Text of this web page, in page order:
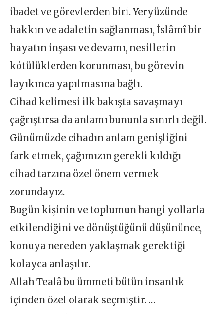
ibadet ve görevlerden biri. Yeryüzünde
hakkın ve adaletin sağlanması, İslâmî bir
hayatın inşası ve devamı, nesillerin
kötülüklerden korunması, bu görevin
layıkınca yapılmasına bağlı.
Cihad kelimesi ilk bakışta savaşmayı
çağrıştırsa da anlamı bununla sınırlı değil.
Günümüzde cihadın anlam genişliğini
fark etmek, çağımızın gerekli kıldığı
cihad tarzına özel önem vermek
zorundayız.
Bugün kişinin ve toplumun hangi yollarla
etkilendiğini ve dönüştüğünü düşününce,
konuya nereden yaklaşmak gerektiği
kolayca anlaşılır.
Allah Tealâ bu ümmeti bütün insanlık
içinden özel olarak seçmiştir. …